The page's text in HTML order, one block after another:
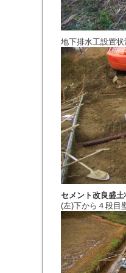
地下排水工設置状
セメント改良盛土
(左)下から４段目